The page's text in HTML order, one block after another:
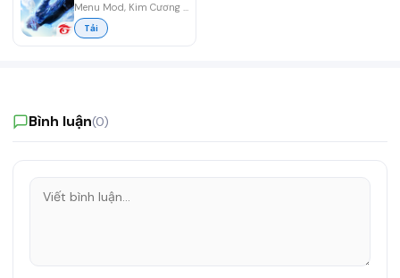
Menu Mod, Kim Cương 99999, Headshot, OB46
Tải
Bình luận(0)